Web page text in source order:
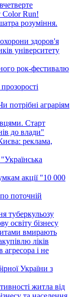
Color Run!
розуміння.
здоров'я
університету
рок-фестивалю
потрібні аграріям
Старт
до влади"
реклама,
"Українська
акції "10 000
поточній
туберкульозу
освіту бізнесу
вмирають
ліків
агресора і не
України з
житла від